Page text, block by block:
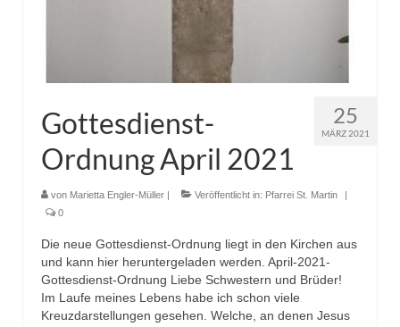
25
MÄRZ 2021
Gottesdienst-
Ordnung April 2021
von Marietta Engler-Müller Veröffentlicht in: Pfarrei St. Martin
0
Die neue Gottesdienst-Ordnung liegt in den Kirchen aus
und kann hier heruntergeladen werden. April-2021-
Gottesdienst-Ordnung Liebe Schwestern und Brüder!
Im Laufe meines Lebens habe ich schon viele
Kreuzdarstellungen gesehen. Welche, an denen Jesus